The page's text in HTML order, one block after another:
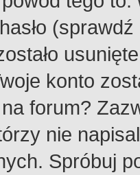
konto
forum?
nie
Spróbuj